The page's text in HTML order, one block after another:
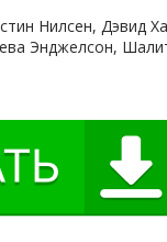
Нилсен, Дэвид
Энджелсон,